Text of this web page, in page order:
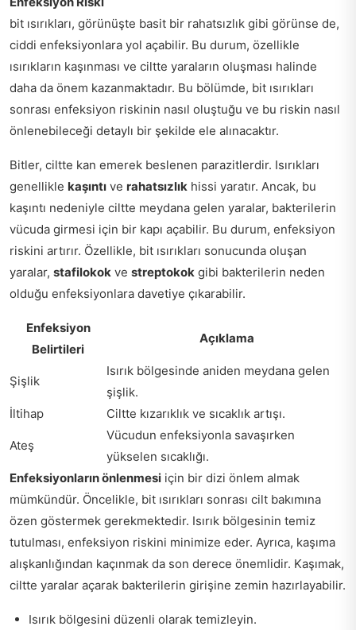
bit ısırıkları, görünüşte basit bir rahatsızlık gibi görünse de,
ciddi enfeksiyonlara yol açabilir. Bu durum, özellikle
ısırıkların kaşınması ve ciltte yaraların oluşması halinde
daha da önem kazanmaktadır. Bu bölümde, bit ısırıkları
sonrası enfeksiyon riskinin nasıl oluştuğu ve bu riskin nasıl
önlenebileceği detaylı bir şekilde ele alınacaktır.
Bitler, ciltte kan emerek beslenen parazitlerdir. Isırıkları
genellikle kaşıntı ve rahatsızlık hissi yaratır. Ancak, bu
kaşıntı nedeniyle ciltte meydana gelen yaralar, bakterilerin
vücuda girmesi için bir kapı açabilir. Bu durum, enfeksiyon
riskini artırır. Özellikle, bit ısırıkları sonucunda oluşan
yaralar, stafilokok ve streptokok gibi bakterilerin neden
olduğu enfeksiyonlara davetiye çıkarabilir.
Enfeksiyon
Belirtileri
Açıklama
Şişlik
Isırık bölgesinde aniden meydana gelen
şişlik.
İltihap
Ciltte kızarıklık ve sıcaklık artışı.
Ateş
Vücudun enfeksiyonla savaşırken
yükselen sıcaklığı.
Enfeksiyonların önlenmesi için bir dizi önlem almak
mümkündür. Öncelikle, bit ısırıkları sonrası cilt bakımına
özen göstermek gerekmektedir. Isırık bölgesinin temiz
tutulması, enfeksiyon riskini minimize eder. Ayrıca, kaşıma
alışkanlığından kaçınmak da son derece önemlidir. Kaşımak,
ciltte yaralar açarak bakterilerin girişine zemin hazırlayabilir.
Isırık bölgesini düzenli olarak temizleyin.